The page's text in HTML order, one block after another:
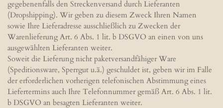
gegebenenfalls den Streckenversand durch Lieferanten
(Dropshipping). Wir geben zu diesem Zweck Ihren Namen
sowie Ihre Lieferadresse ausschließlich zu Zwecken der
Warenlieferung Art. 6 Abs. 1 lit. b DSGVO an einen von uns
ausgewählten Lieferanten weiter.
Soweit die Lieferung nicht paketversandfähiger Ware
(Speditionsware, Sperrgut u.ä.) geschuldet ist, geben wir im Falle
der erforderlichen vorherigen telefonischen Abstimmung eines
Liefertermins auch Ihre Telefonnummer gemäß Art. 6 Abs. 1 lit.
b DSGVO an besagten Lieferanten weiter.